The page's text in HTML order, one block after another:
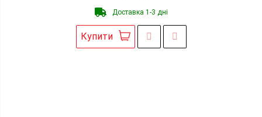
Доставка 1-3 дні
Купити